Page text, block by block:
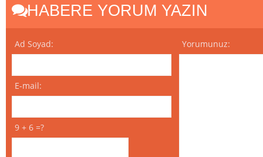
HABERE YORUM YAZIN
Ad Soyad:
E-mail:
9 + 6 =?
Yorumunuz: